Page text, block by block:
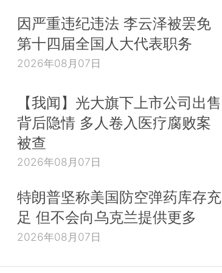
因严重违纪违法 李云泽被罢免
第十四届全国人大代表职务
2026年08月07日
【我闻】光大旗下上市公司出售
背后隐情 多人卷入医疗腐败案
被查
2026年08月07日
特朗普坚称美国防空弹药库存充
足 但不会向乌克兰提供更多
2026年08月07日